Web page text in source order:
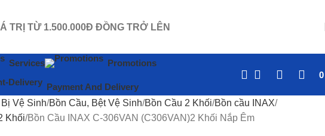
TRỊ TỪ 1.500.000Đ ĐỒNG TRỞ LÊN
Services Promotions
Payment And Delivery
Vệ Sinh Bồn Cầu, Bệt Vệ Sinh Bồn Cầu 2 Khối Bồn cầu INAX
Khối Bồn Cầu INAX C-306VAN (C306VAN)2 Khối Nắp Êm